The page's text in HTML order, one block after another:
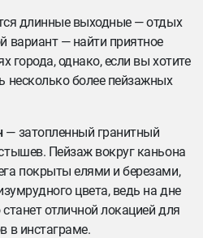
длинные выходные — отдых
вариант — найти приятное
города, однако, если вы хотите
несколько более пейзажных
— затопленный гранитный
Пейзаж вокруг каньона
покрыты елями и березами,
цвета, ведь на дне
отличной локацией для
в инстаграме.